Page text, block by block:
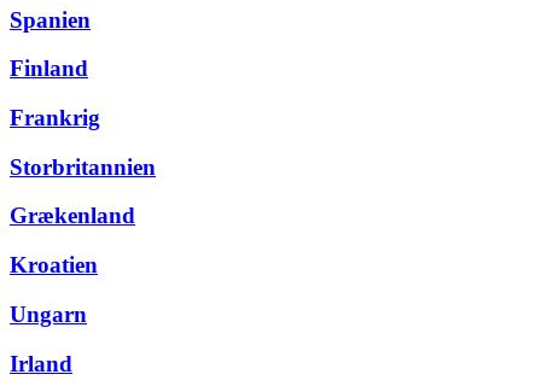
Spanien
Finland
Frankrig
Storbritannien
Grækenland
Kroatien
Ungarn
Irland